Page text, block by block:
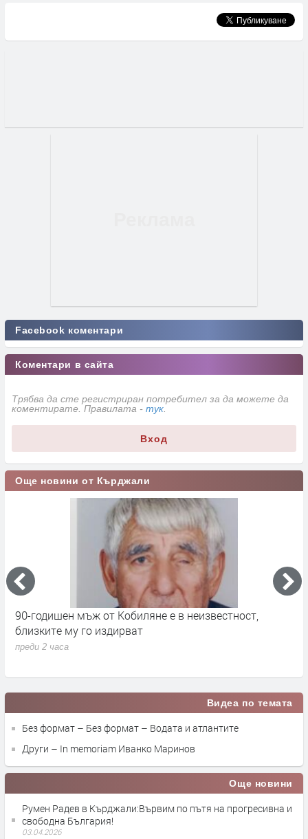
Facebook коментари
Коментари в сайта
Трябва да сте регистриран потребител за да можете да
коментирате. Правилата - тук
Вход
Още новини от Кърджали
90-годишен мъж от Кобиляне е в неизвестност,
близките му го издирват
преди 2 часа
Видеа по темата
Без формат – Без формат – Водата и атлантите
Други – In memoriam Иванко Маринов
Още новини
Румен Радев в Кърджали:Вървим по пътя на прогресивна и
свободна България!
03.04.2026